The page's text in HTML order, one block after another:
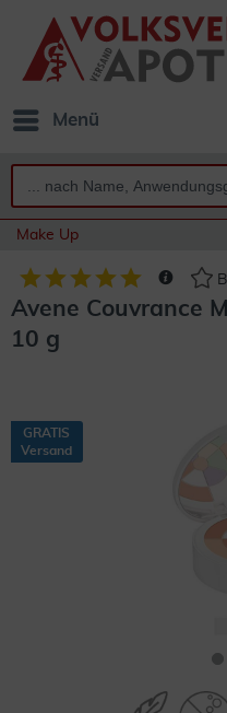
Menü
Make Up
Avene Couvrance
10 g
GRATIS
Versand